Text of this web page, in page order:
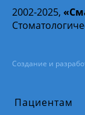
2002-2025,
Создание и
Пациентам